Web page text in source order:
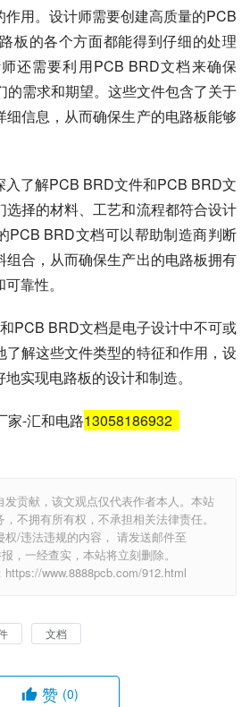
用。设计师需要创建高质量的PCB
板的各个方面都能得到仔细的处理
还需要利用PCB BRD文档来确保
的需求和期望。这些文件包含了关于
信息，从而确保生产的电路板能够
入了解PCB BRD文件和PCB BRD文
选择的材料、工艺和流程都符合设计
PCB BRD文档可以帮助制造商判断
组合，从而确保生产出的电路板拥有
靠性。
PCB BRD文档是电子设计中不可或
了解这些文件类型的特征和作用，设
实现电路板的设计和制造。
家-汇和电路13058186932
贡献，该文观点仅代表作者本人。本站
不拥有所有权，不承担相关法律责任。
/违法违规的内容， 请发送邮件至
，一经查实，本站将立刻删除。
www.8888pcb.com/912.html
文档
赞 (0)